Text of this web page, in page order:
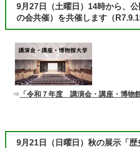
9月27日（土曜日）14時から、
の会共催）を共催します（
⇒ 「令和７年度 講演会・講座・博物
​9月21日（日曜日）秋の展示「